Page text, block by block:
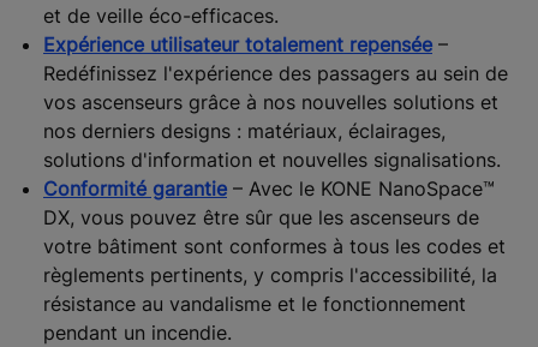
et de veille éco-efficaces.
Expérience utilisateur totalement repensée –
Redéfinissez l'expérience des passagers au sein de
vos ascenseurs grâce à nos nouvelles solutions et
nos derniers designs : matériaux, éclairages,
solutions d'information et nouvelles signalisations.
Conformité garantie – Avec le KONE NanoSpace™
DX, vous pouvez être sûr que les ascenseurs de
votre bâtiment sont conformes à tous les codes et
règlements pertinents, y compris l'accessibilité, la
résistance au vandalisme et le fonctionnement
pendant un incendie.